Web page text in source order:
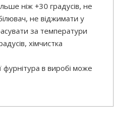
ніж +30 градусів, не
не віджимати у
за температури
хімчистка
фурнітура в виробі може